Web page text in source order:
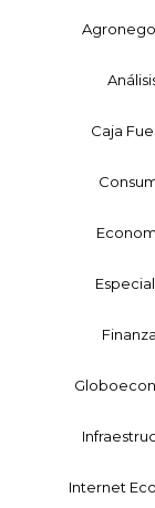
Caja
Internet